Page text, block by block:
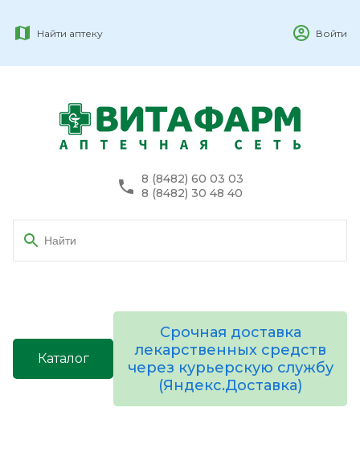
Найти аптеку Войти
8 (8482) 60 03 03
8 (8482) 30 48 40
Каталог
Срочная доставка
лекарственных средств
через курьерскую службу
(Яндекс.Доставка)